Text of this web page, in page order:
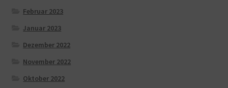
Februar 2023
Januar 2023
Dezember 2022
November 2022
Oktober 2022